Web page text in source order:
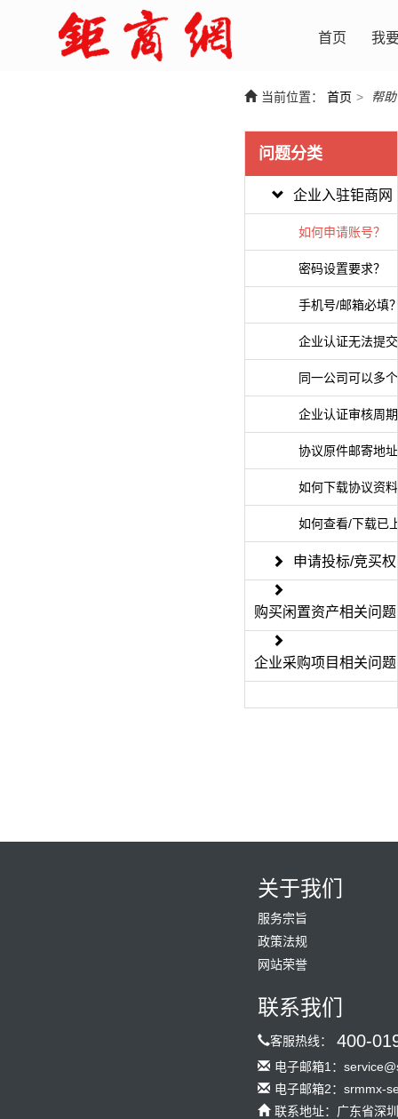
首页 我
当前位置： 首页 > 帮
问题分类
企业入驻钜商网
如何申请账号？
密码设置要求？
手机号/邮箱必填
企业认证无法提
同一公司可以多
企业认证审核周
协议原件邮寄地
如何下载协议资
如何查看/下载已
申请投标/竞买
购买闲置资产相关问题
企业采购项目相关问题
关于我们
服务宗旨
政策法规
网站荣誉
联系我们
客服热线： 400-
电子邮箱1：
电子邮箱2：srmmx-
联系地址：广东省深